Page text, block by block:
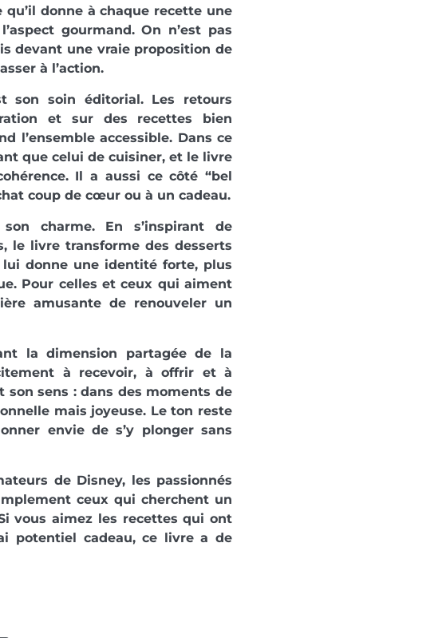
donne à chaque recette une
gourmand. On n’est pas
devant une vraie proposition de
à l’action.
son soin éditorial. Les retours
et sur des recettes bien
l’ensemble accessible. Dans ce
que celui de cuisiner, et le livre
Il a aussi ce côté “bel
coup de cœur ou à un cadeau.
charme. En s’inspirant de
le livre transforme des desserts
donne une identité forte, plus
Pour celles et ceux qui aiment
amusante de renouveler un
la dimension partagée de la
à recevoir, à offrir et à
son sens : dans des moments de
mais joyeuse. Le ton reste
envie de s’y plonger sans
de Disney, les passionnés
ceux qui cherchent un
vous aimez les recettes qui ont
potentiel cadeau, ce livre a de